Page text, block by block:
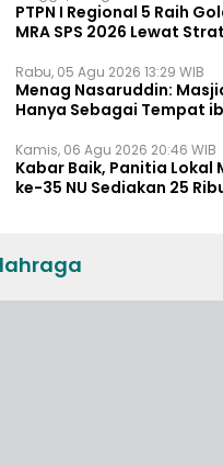
PTPN I Regional 5 Raih
MRA SPS 2026 Lewat
Rabu, 05 Agu 2026 13:29 WIB
Menag Nasaruddin:
Hanya Sebagai Tempat
Umat dan Pendidikan
Kamis, 06 Agu 2026 20:46 WIB
Kabar Baik, Panitia Lokal
ke-35 NU Sediakan 25